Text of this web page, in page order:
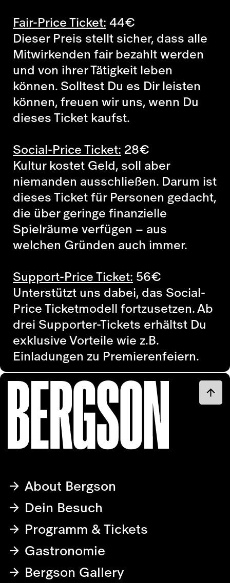
Fair-Price Ticket:44€
Dieser Preis stellt sicher, dass alle
Mitwirkenden fair bezahlt werden
und von ihrer Tätigkeit leben
können. Solltest Du es Dir leisten
können, freuen wir uns, wenn Du
dieses Ticket kaufst.
Social-Price Ticket: 28€
Kultur kostet Geld, soll aber
niemanden ausschließen. Darum ist
dieses Ticket für Personen gedacht,
die über geringe finanzielle
Spielräume verfügen – aus
welchen Gründen auch immer.
Support-Price Ticket: 56€
Unterstützt uns dabei, das Social-
Price Ticketmodell fortzusetzen. Ab
drei Supporter-Tickets erhältst Du
exklusive Vorteile wie z.B.
Einladungen zu Premierenfeiern.
About Bergson
Dein Besuch
Programm & Tickets
Gastronomie
Bergson Gallery